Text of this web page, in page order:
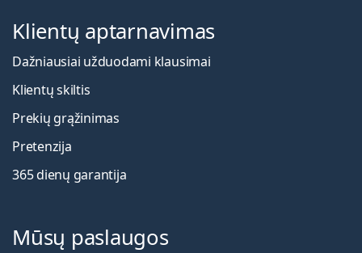
Klientų aptarnavimas
Dažniausiai užduodami klausimai
Klientų skiltis
Prekių grąžinimas
Pretenzija
365 dienų garantija
Mūsų paslaugos